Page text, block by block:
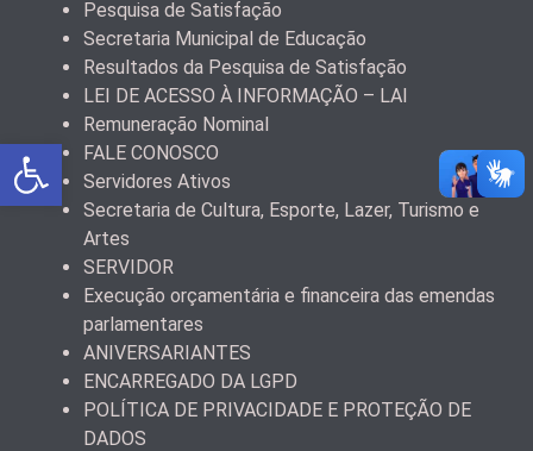
Pesquisa de Satisfação
Secretaria Municipal de Educação
Resultados da Pesquisa de Satisfação
LEI DE ACESSO À INFORMAÇÃO – LAI
Remuneração Nominal
FALE CONOSCO
Servidores Ativos
Secretaria de Cultura, Esporte, Lazer, Turismo e
Artes
SERVIDOR
Execução orçamentária e financeira das emendas
parlamentares
ANIVERSARIANTES
ENCARREGADO DA LGPD
POLÍTICA DE PRIVACIDADE E PROTEÇÃO DE
DADOS
Abrir a barra de ferramentas